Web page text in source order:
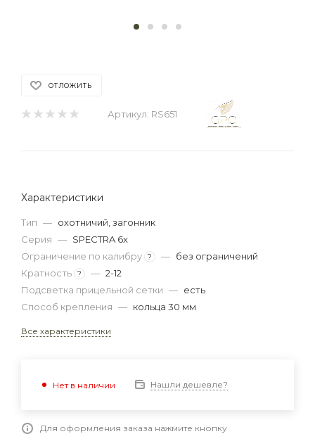
ОТЛОЖИТЬ
Артикул: RS651
Характеристики
Тип — охотничий, загонник
Серия — SPECTRA 6x
Ограничение по калибру ? — без ограничений
Кратность ? — 2-12
Подсветка прицельной сетки — есть
Способ крепления — кольца 30 мм
Все характеристики
Нет в наличии Нашли дешевле?
Для оформления заказа нажмите кнопку